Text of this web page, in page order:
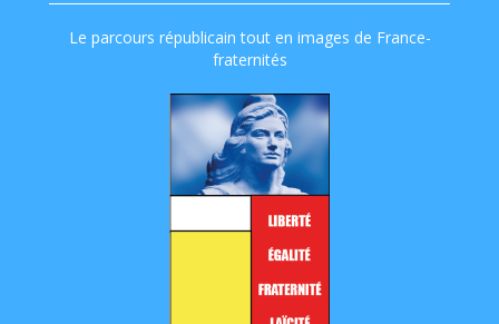
Le parcours républicain tout en images de France-
fraternités